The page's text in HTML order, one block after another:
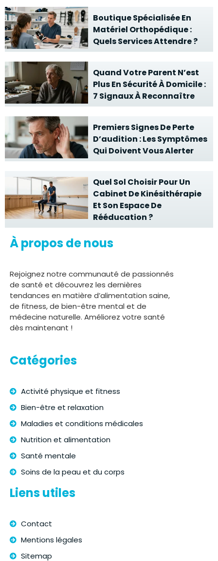
Boutique Spécialisée En
Matériel Orthopédique :
Quels Services Attendre ?
Quand Votre Parent N’est
Plus En Sécurité À Domicile :
7 Signaux À Reconnaître
Premiers Signes De Perte
D’audition : Les Symptômes
Qui Doivent Vous Alerter
Quel Sol Choisir Pour Un
Cabinet De Kinésithérapie
Et Son Espace De
Rééducation ?
À propos de nous
Rejoignez notre communauté de passionnés
de santé et découvrez les dernières
tendances en matière d’alimentation saine,
de fitness, de bien-être mental et de
médecine naturelle. Améliorez votre santé
dès maintenant !
Catégories
Activité physique et fitness
Bien-être et relaxation
Maladies et conditions médicales
Nutrition et alimentation
Santé mentale
Soins de la peau et du corps
Liens utiles
Contact
Mentions légales
Sitemap